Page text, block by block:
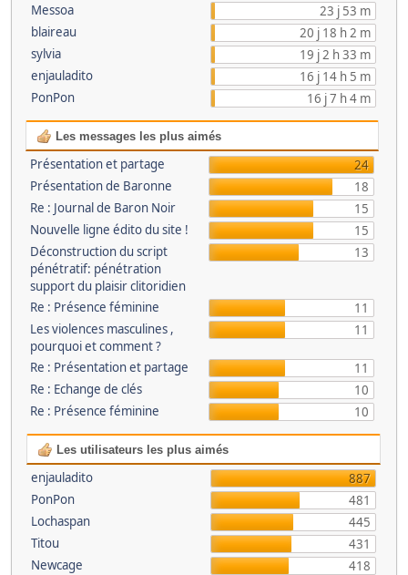
Messoa
23 j 53 m
blaireau
20 j 18 h 2 m
sylvia
19 j 2 h 33 m
enjauladito
16 j 14 h 5 m
PonPon
16 j 7 h 4 m
Les messages les plus aimés
Présentation et partage
24
Présentation de Baronne
18
Re : Journal de Baron Noir
15
Nouvelle ligne édito du site !
15
Déconstruction du script
pénétratif: pénétration
support du plaisir clitoridien
13
Re : Présence féminine
11
Les violences masculines ,
pourquoi et comment ?
11
Re : Présentation et partage
11
Re : Echange de clés
10
Re : Présence féminine
10
Les utilisateurs les plus aimés
enjauladito
887
PonPon
481
Lochaspan
445
Titou
431
Newcage
418